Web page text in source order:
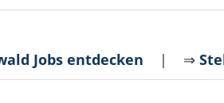
Jobs entdecken | ⇒